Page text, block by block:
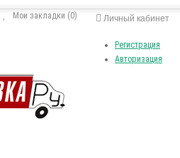
Личный кабинет
Регистрация
Авторизация
Мои закладки (0)